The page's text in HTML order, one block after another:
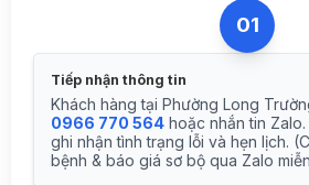
01
Tiếp nhận thông tin
Khách hàng tại Phường Long
0966 770 564 hoặc nhắn tin
ghi nhận tình trạng lỗi và hẹn lịch.
bệnh & báo giá sơ bộ qua Zalo